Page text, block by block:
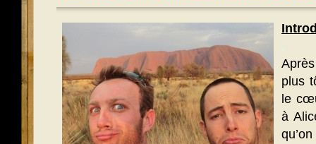
.
plus
le
à